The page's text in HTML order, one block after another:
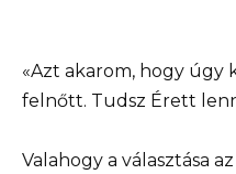
«Azt akarom, hogy úgy
felnőtt. Tudsz Érett
Valahogy a választása